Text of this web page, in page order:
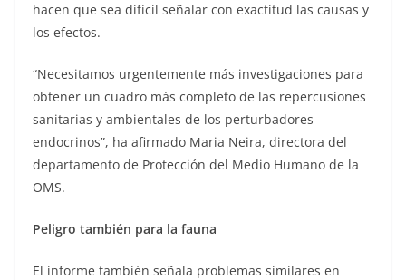
hacen que sea difícil señalar con exactitud las causas y
los efectos.
“Necesitamos urgentemente más investigaciones para
obtener un cuadro más completo de las repercusiones
sanitarias y ambientales de los perturbadores
endocrinos”, ha afirmado Maria Neira, directora del
departamento de Protección del Medio Humano de la
OMS.
Peligro también para la fauna
El informe también señala problemas similares en